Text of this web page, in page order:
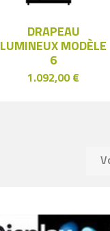
DRAPEAU
LUMINEUX MODÈLE
6
1.092,00 €